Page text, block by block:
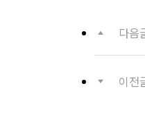
다음
이전